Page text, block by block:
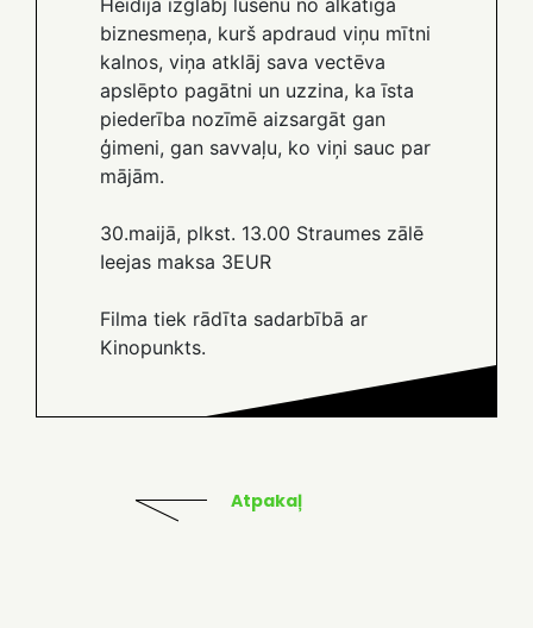
Heidija izglābj lūsēnu no alkatīga
biznesmeņa, kurš apdraud viņu mītni
kalnos, viņa atklāj sava vectēva
apslēpto pagātni un uzzina, ka īsta
piederība nozīmē aizsargāt gan
ģimeni, gan savvaļu, ko viņi sauc par
mājām.
30.maijā, plkst. 13.00 Straumes zālē
Ieejas maksa 3EUR
Filma tiek rādīta sadarbībā ar
Kinopunkts.
Atpakaļ